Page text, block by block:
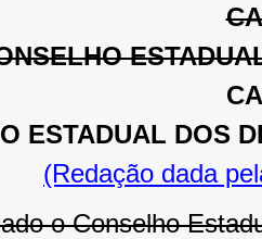
ESTADUAL DOS
(Redação dada
o Conselho